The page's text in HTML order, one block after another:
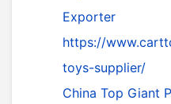
Exporter
https://
toys-supplier/
China Top Giant